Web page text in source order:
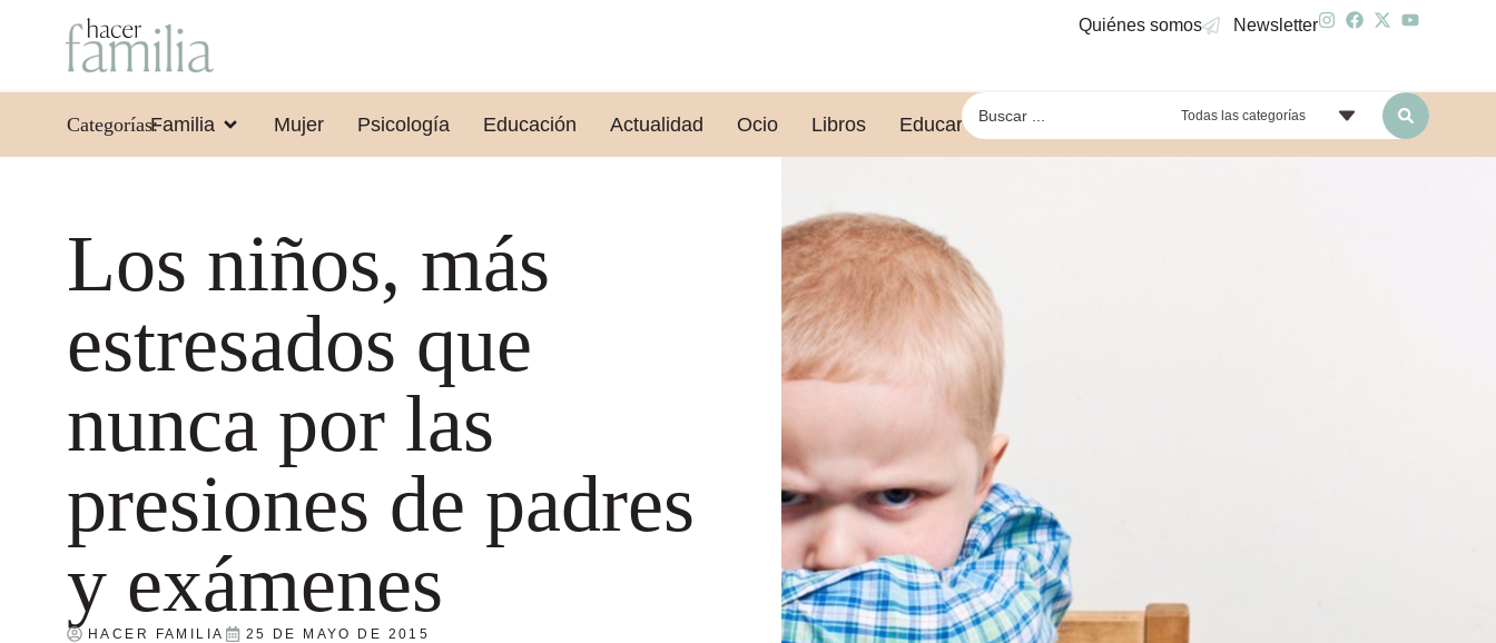
Quiénes somos Newsletter
Categorías:Familia Mujer Psicología Educación Actualidad Ocio Libros Educar leyendo Todas las categorías
Los niños, más
estresados que
nunca por las
presiones de padres
y exámenes
HACER FAMILIA 25 DE MAYO DE 2015